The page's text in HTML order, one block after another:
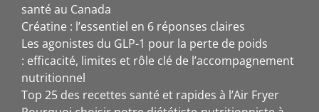
santé au Canada
Créatine : l’essentiel en 6 réponses claires
Les agonistes du GLP-1 pour la perte de poids
: efficacité, limites et rôle clé de l’accompagnement
nutritionnel
Top 25 des recettes santé et rapides à l’Air Fryer